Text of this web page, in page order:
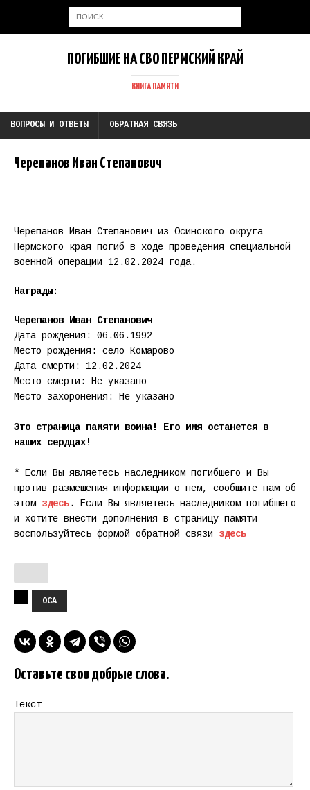
ПОГИБШИЕ НА СВО ПЕРМСКИЙ КРАЙ
КНИГА ПАМЯТИ
ВОПРОСЫ И ОТВЕТЫ ОБРАТНАЯ СВЯЗЬ
Черепанов Иван Степанович
Черепанов Иван Степанович из Осинского округа
Пермского края погиб в ходе проведения специальной
военной операции 12.02.2024 года.
Награды:
Черепанов Иван Степанович
Дата рождения: 06.06.1992
Место рождения: село Комарово
Дата смерти: 12.02.2024
Место смерти: Не указано
Место захоронения: Не указано
Это страница памяти воина! Его имя останется в
наших сердцах!
* Если Вы являетесь наследником погибшего и Вы
против размещения информации о нем, сообщите нам об
этом здесь. Если Вы являетесь наследником погибшего
и хотите внести дополнения в страницу памяти
воспользуйтесь формой обратной связи здесь
ОСА
Оставьте свои добрые слова.
Текст